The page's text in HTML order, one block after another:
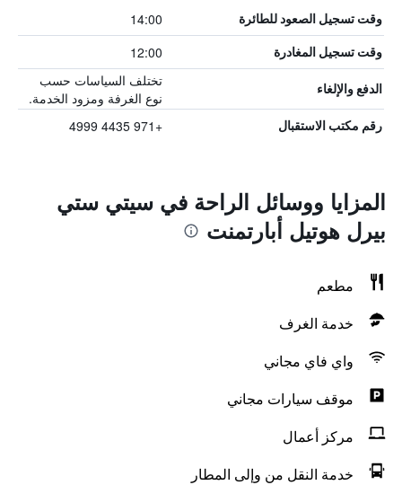
وقت تسجيل الصعود للطائرة 14:00
وقت تسجيل المغادرة 12:00
الدفع والإلغاء
تختلف السياسات حسب
نوع الغرفة ومزود الخدمة.
رقم مكتب الاستقبال +971 4435 4999
المزايا ووسائل الراحة في سيتي ستي
بيرل هوتيل أبارتمنت
مطعم
خدمة الغرف
واي فاي مجاني
موقف سيارات مجاني
مركز أعمال
خدمة النقل من وإلى المطار